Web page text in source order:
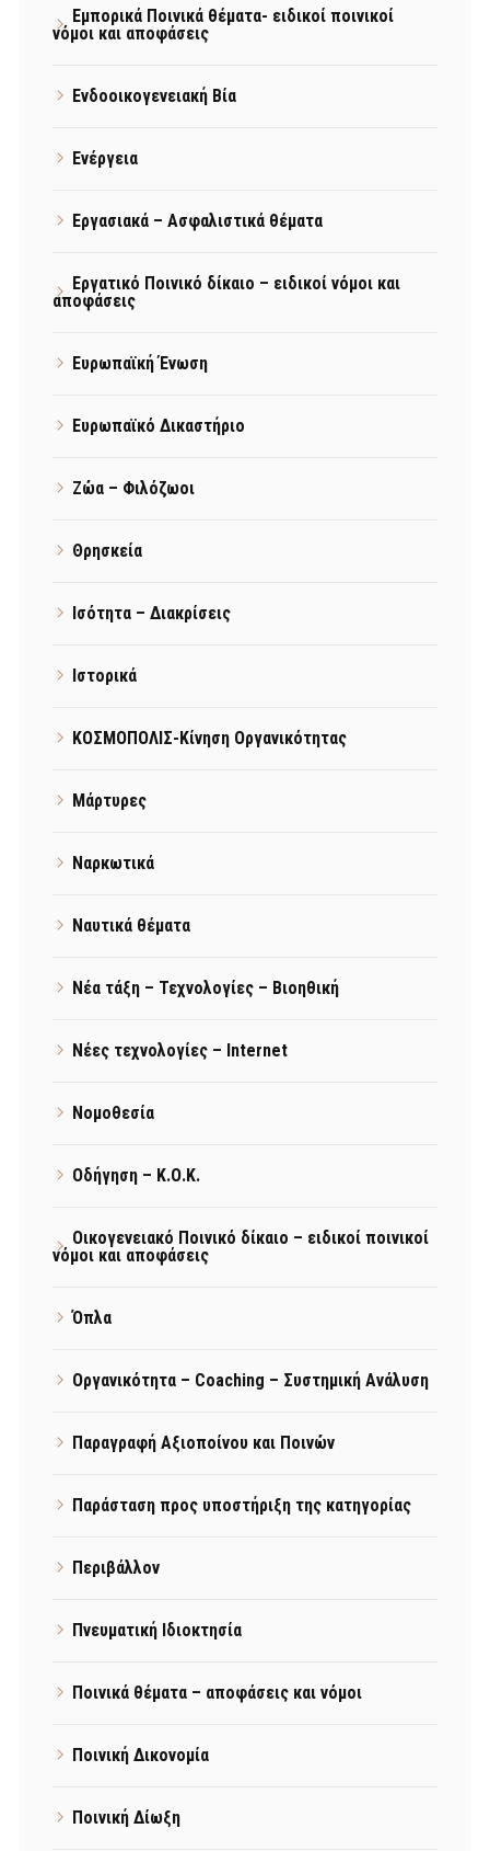
Εμπορικά Ποινικά θέματα- ειδικοί ποινικοί
νόμοι και αποφάσεις
Ενδοοικογενειακή Βία
Ενέργεια
Εργασιακά – Ασφαλιστικά θέματα
Εργατικό Ποινικό δίκαιο – ειδικοί νόμοι και
αποφάσεις
Ευρωπαϊκή Ένωση
Ευρωπαϊκό Δικαστήριο
Ζώα – Φιλόζωοι
Θρησκεία
Ισότητα – Διακρίσεις
Ιστορικά
ΚΟΣΜΟΠΟΛΙΣ-Κίνηση Οργανικότητας
Μάρτυρες
Ναρκωτικά
Ναυτικά θέματα
Νέα τάξη – Τεχνολογίες – Βιοηθική
Νέες τεχνολογίες – Internet
Νομοθεσία
Οδήγηση – Κ.Ο.Κ.
Οικογενειακό Ποινικό δίκαιο – ειδικοί ποινικοί
νόμοι και αποφάσεις
Όπλα
Οργανικότητα – Coaching – Συστημική Ανάλυση
Παραγραφή Αξιοποίνου και Ποινών
Παράσταση προς υποστήριξη της κατηγορίας
Περιβάλλον
Πνευματική Ιδιοκτησία
Ποινικά θέματα – αποφάσεις και νόμοι
Ποινική Δικονομία
Ποινική Δίωξη